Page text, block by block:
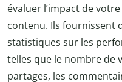
évaluer l’impact de
contenu. Ils fournissent
statistiques sur les
telles que le nombre de
partages, les